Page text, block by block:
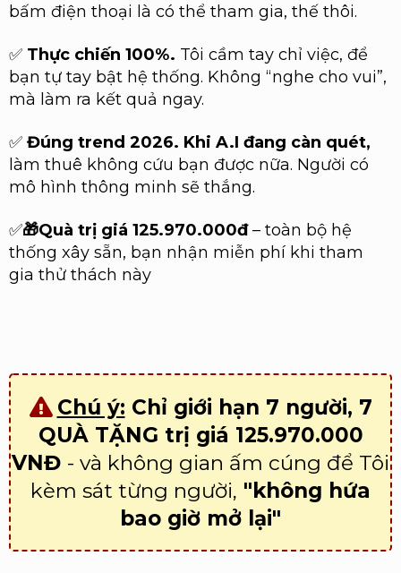
bấm điện thoại là có thể tham gia, thế thôi.
✅ Thực chiến 100%. Tôi cầm tay chỉ việc, để
bạn tự tay bật hệ thống. Không “nghe cho vui”,
mà làm ra kết quả ngay.
✅ Đúng trend 2026. Khi A.I đang càn quét,
làm thuê không cứu bạn được nữa. Người có
mô hình thông minh sẽ thắng.
✅🎁Quà trị giá 125.970.000đ– toàn bộ hệ
thống xây sẵn, bạn nhận miễn phí khi tham
gia thử thách này
Chú ý: Chỉ giới hạn 7 người, 7
QUÀ TẶNG trị giá 125.970.000
VNĐ - và không gian ấm cúng để Tôi
kèm sát từng người, "không hứa
bao giờ mở lại"